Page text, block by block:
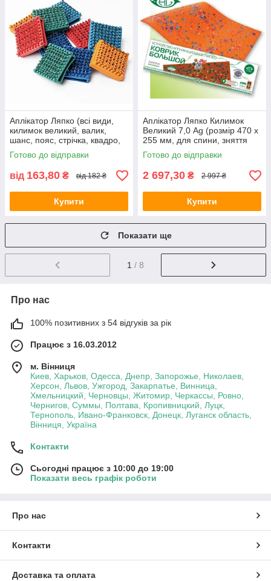
Аплікатор Ляпко (всі види,
килимок великий, валик,
шанс, пояс, стрічка, квадро,
устілки)
Готово до відправки
від 163,80 ₴ від 182 ₴
Купити
Аплікатор Ляпко Килимок
Великий 7,0 Ag (розмір 470 х
255 мм, для спини, зняття
болю, остеохондроз,
защемлення)
Готово до відправки
2 697,30 ₴ 2 997 ₴
Купити
Показати ще
1 / 8
Про нас
100% позитивних з 54 відгуків за рік
Працює з 16.03.2012
м. Вінниця
Киев, Харьков, Одесса, Днепр, Запорожье, Николаев,
Херсон, Львов, Ужгород, Закарпатье, Винница,
Хмельницкий, Черновцы, Житомир, Черкассы, Ровно,
Чернигов, Суммы, Полтава, Кропивницкий, Луцк,
Тернополь, Ивано-Франковск, Донецк, Луганск область,
Вінниця, Україна
Контакти
Сьогодні працює з 10:00 до 19:00
Показати весь графік роботи
Про нас
Контакти
Доставка та оплата